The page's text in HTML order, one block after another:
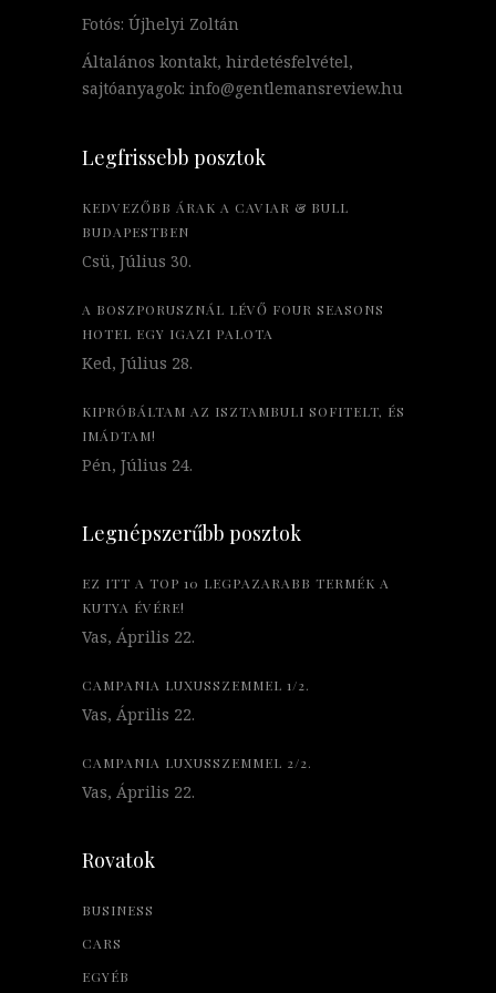
Fotós: Újhelyi Zoltán
Általános kontakt, hirdetésfelvétel,
sajtóanyagok: info@gentlemansreview.hu
Legfrissebb posztok
KEDVEZŐBB ÁRAK A CAVIAR & BULL
BUDAPESTBEN
Csü, Július 30.
A BOSZPORUSZNÁL LÉVŐ FOUR SEASONS
HOTEL EGY IGAZI PALOTA
Ked, Július 28.
KIPRÓBÁLTAM AZ ISZTAMBULI SOFITELT, ÉS
IMÁDTAM!
Pén, Július 24.
Legnépszerűbb posztok
EZ ITT A TOP 10 LEGPAZARABB TERMÉK A
KUTYA ÉVÉRE!
Vas, Április 22.
CAMPANIA LUXUSSZEMMEL 1/2.
Vas, Április 22.
CAMPANIA LUXUSSZEMMEL 2/2.
Vas, Április 22.
Rovatok
BUSINESS
CARS
EGYÉB